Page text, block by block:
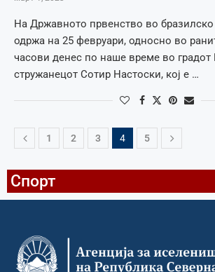
На Државното првенство во
одржа на 25 февруари, односно во
часови денес по наше време во градот
стружанецот Сотир Настоски, кој е …
1 2 3 4 5
Спорт